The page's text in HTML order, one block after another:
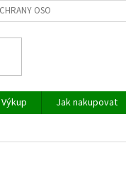
OSOBNÍCH ÚDAJŮ
Výkup Jak nakupovat